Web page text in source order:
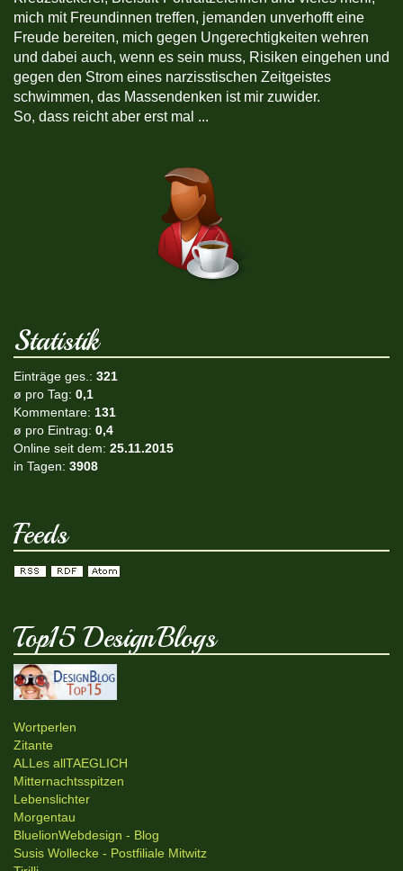
mich mit Freundinnen treffen, jemanden unverhofft eine
Freude bereiten, mich gegen Ungerechtigkeiten wehren
und dabei auch, wenn es sein muss, Risiken eingehen und
gegen den Strom eines narzisstischen Zeitgeistes
schwimmen, das Massendenken ist mir zuwider.
So, dass reicht aber erst mal ...
Statistik
Einträge ges.: 321
ø pro Tag: 0,1
Kommentare: 131
ø pro Eintrag: 0,4
Online seit dem: 25.11.2015
in Tagen: 3908
Feeds
Top15 DesignBlogs
Wortperlen
Zitante
ALLes allTAEGLICH
Mitternachtsspitzen
Lebenslichter
Morgentau
BluelionWebdesign - Blog
Susis Wollecke - Postfiliale Mitwitz